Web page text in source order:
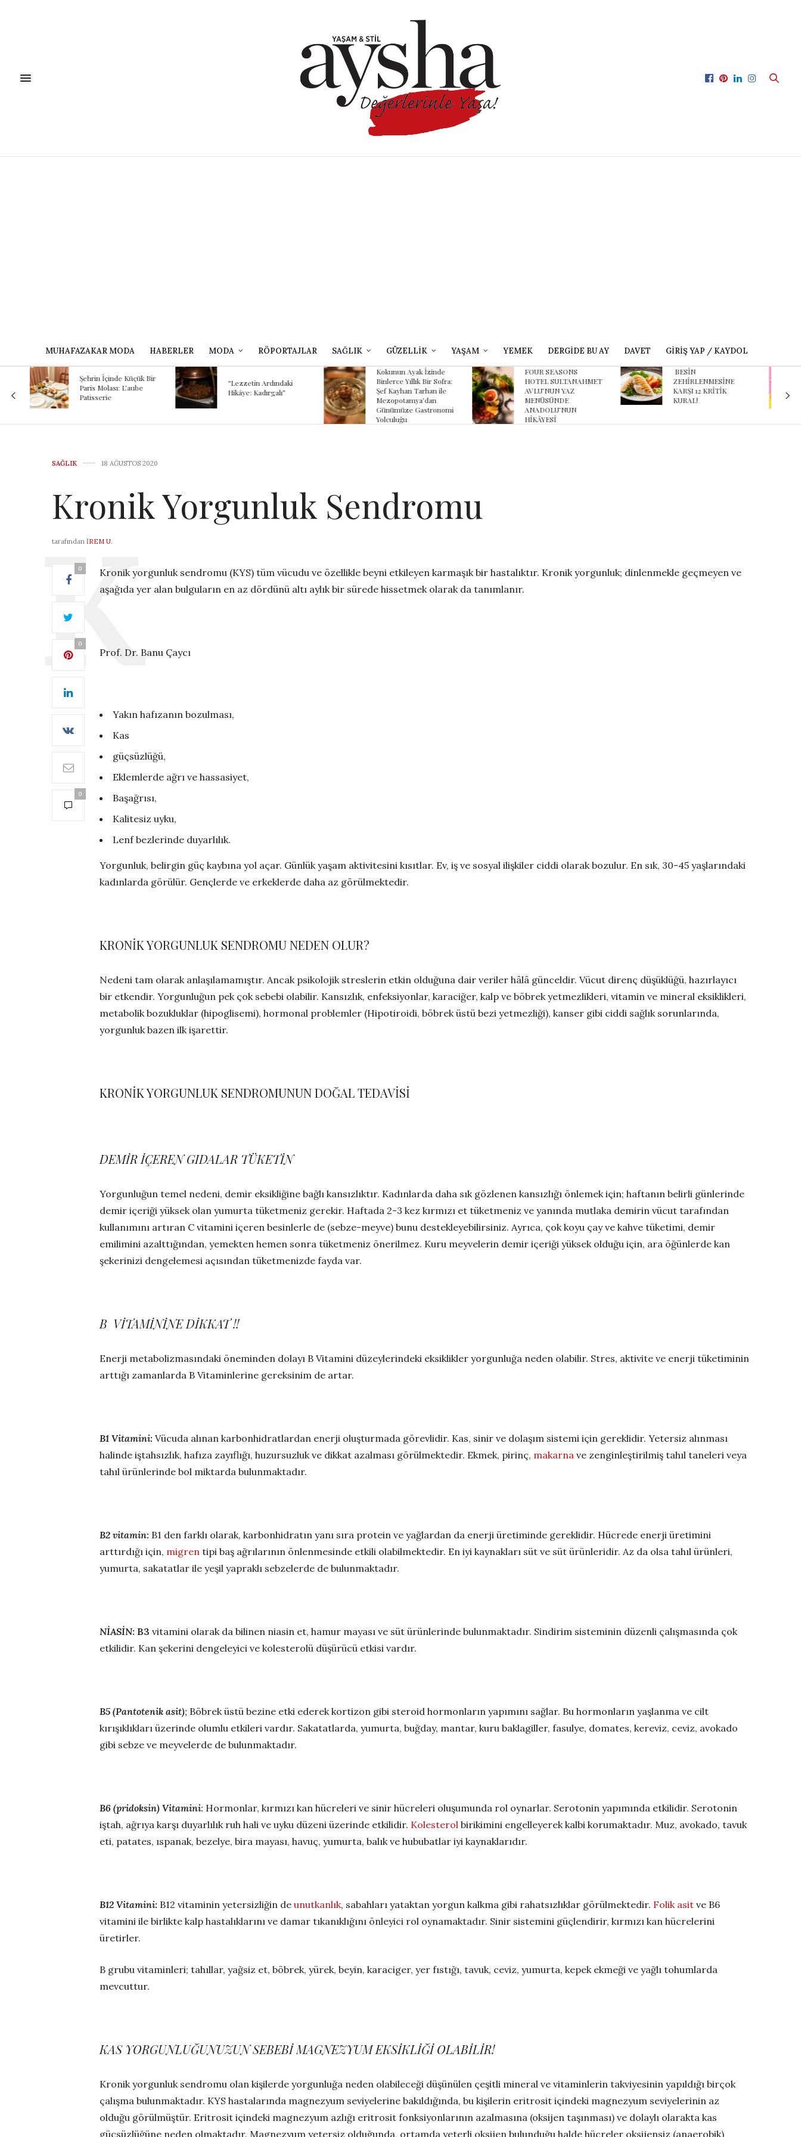
MUHAFAZAKAR MODA HABERLER MODA RÖPORTAJLAR SAĞLIK GÜZELLİK YAŞAM YEMEK DERGIDE BU AY DAVET GIRIŞ YAP / KAYDOL
“Lezzetin Ardındaki
Hikâye: Kadırgalı”
Binlerce Yıllık Bir Sofra:
Şef Kayhan Tarhan ile
FOUR SEASONS
HOTEL SULTANAHMET
AVLU’NUN YAZ
MENÜSÜNDE
ANADOLU’NUN
HİKÂYESİ
BESİN
ZEHİRLENMESİNE
KARŞI 12 KRİTİK
KURAL!
Karnaval’dan geçmişe
davet eden yeni
podcast serisi: Ayşegül
Aldinç ile O Zaman
SAĞLIK 18 AĞUSTOS 2020
Kronik Yorgunluk Sendromu
tarafından İREM U.
0
0
0
Kronik yorgunluk sendromu (KYS) tüm vücudu ve özellikle beyni etkileyen karmaşık bir hastalıktır. Kronik yorgunluk; dinlenmekle geçmeyen ve
aşağıda yer alan bulguların en az dördünü altı aylık bir sürede hissetmek olarak da tanımlanır.
Prof. Dr. Banu Çaycı
Yakın hafızanın bozulması,
Kas
güçsüzlüğü,
Eklemlerde ağrı ve hassasiyet,
Başağrısı,
Kalitesiz uyku,
Lenf bezlerinde duyarlılık.
Yorgunluk, belirgin güç kaybına yol açar. Günlük yaşam aktivitesini kısıtlar. Ev, iş ve sosyal ilişkiler ciddi olarak bozulur. En sık, 30-45 yaşlarındaki
kadınlarda görülür. Gençlerde ve erkeklerde daha az görülmektedir.
KRONİK YORGUNLUK SENDROMU NEDEN OLUR?
Nedeni tam olarak anlaşılamamıştır. Ancak psikolojik streslerin etkin olduğuna dair veriler hâlâ günceldir. Vücut direnç düşüklüğü, hazırlayıcı
bir etkendir. Yorgunluğun pek çok sebebi olabilir. Kansızlık, enfeksiyonlar, karaciğer, kalp ve böbrek yetmezlikleri, vitamin ve mineral eksiklikleri,
metabolik bozukluklar (hipoglisemi), hormonal problemler (Hipotiroidi, böbrek üstü bezi yetmezliği), kanser gibi ciddi sağlık sorunlarında,
yorgunluk bazen ilk işarettir.
KRONİK YORGUNLUK SENDROMUNUN DOĞAL TEDAVİSİ
DEMİR İÇEREN GIDALAR TÜKETİN
Yorgunluğun temel nedeni, demir eksikliğine bağlı kansızlıktır. Kadınlarda daha sık gözlenen kansızlığı önlemek için; haftanın belirli günlerinde
demir içeriği yüksek olan yumurta tüketmeniz gerekir. Haftada 2-3 kez kırmızı et tüketmeniz ve yanında mutlaka demirin vücut tarafından
kullanımını artıran C vitamini içeren besinlerle de (sebze-meyve) bunu destekleyebilirsiniz. Ayrıca, çok koyu çay ve kahve tüketimi, demir
emilimini azalttığından, yemekten hemen sonra tüketmeniz önerilmez. Kuru meyvelerin demir içeriği yüksek olduğu için, ara öğünlerde kan
şekerinizi dengelemesi açısından tüketmenizde fayda var.
B VİTAMİNİNE DİKKAT !!
Enerji metabolizmasındaki öneminden dolayı B Vitamini düzeylerindeki eksiklikler yorgunluğa neden olabilir. Stres, aktivite ve enerji tüketiminin
arttığı zamanlarda B Vitaminlerine gereksinim de artar.
B1 Vitamini: Vücuda alınan karbonhidratlardan enerji oluşturmada görevlidir. Kas, sinir ve dolaşım sistemi için gereklidir. Yetersiz alınması
halinde iştahsızlık, hafıza zayıflığı, huzursuzluk ve dikkat azalması görülmektedir. Ekmek, pirinç, makarna ve zenginleştirilmiş tahıl taneleri veya
tahıl ürünlerinde bol miktarda bulunmaktadır.
B2 vitamin: B1 den farklı olarak, karbonhidratın yanı sıra protein ve yağlardan da enerji üretiminde gereklidir. Hücrede enerji üretimini
arttırdığı için, migren tipi baş ağrılarının önlenmesinde etkili olabilmektedir. En iyi kaynakları süt ve süt ürünleridir. Az da olsa tahıl ürünleri,
yumurta, sakatatlar ile yeşil yapraklı sebzelerde de bulunmaktadır.
NİASİN: B3 vitamini olarak da bilinen niasin et, hamur mayası ve süt ürünlerinde bulunmaktadır. Sindirim sisteminin düzenli çalışmasında çok
etkilidir. Kan şekerini dengeleyici ve kolesterolü düşürücü etkisi vardır.
B5 (Pantotenik asit); Böbrek üstü bezine etki ederek kortizon gibi steroid hormonların yapımını sağlar. Bu hormonların yaşlanma ve cilt
kırışıklıkları üzerinde olumlu etkileri vardır. Sakatatlarda, yumurta, buğday, mantar, kuru baklagiller, fasulye, domates, kereviz, ceviz, avokado
gibi sebze ve meyvelerde de bulunmaktadır.
B6 (pridoksin) Vitamini: Hormonlar, kırmızı kan hücreleri ve sinir hücreleri oluşumunda rol oynarlar. Serotonin yapımında etkilidir. Serotonin
iştah, ağrıya karşı duyarlılık ruh hali ve uyku düzeni üzerinde etkilidir. Kolesterol birikimini engelleyerek kalbi korumaktadır. Muz, avokado, tavuk
eti, patates, ıspanak, bezelye, bira mayası, havuç, yumurta, balık ve hububatlar iyi kaynaklarıdır.
B12 Vitamini: B12 vitaminin yetersizliğin de unutkanlık, sabahları yataktan yorgun kalkma gibi rahatsızlıklar görülmektedir. Folik asit ve B6
vitamini ile birlikte kalp hastalıklarını ve damar tıkanıklığını önleyici rol oynamaktadır. Sinir sistemini güçlendirir, kırmızı kan hücrelerini
üretirler.
B grubu vitaminleri; tahıllar, yağsiz et, böbrek, yürek, beyin, karaciger, yer fıstığı, tavuk, ceviz, yumurta, kepek ekmeği ve yağlı tohumlarda
mevcuttur.
KAS YORGUNLUĞUNUZUN SEBEBİ MAGNEZYUM EKSİKLİĞİ OLABİLİR!
Kronik yorgunluk sendromu olan kişilerde yorgunluğa neden olabileceği düşünülen çeşitli mineral ve vitaminlerin takviyesinin yapıldığı birçok
çalışma bulunmaktadır. KYS hastalarında magnezyum seviyelerine bakıldığında, bu kişilerin eritrosit içindeki magnezyum seviyelerinin az
olduğu görülmüştür. Eritrosit içindeki magnezyum azlığı eritrosit fonksiyonlarının azalmasına (oksijen taşınması) ve dolaylı olarakta kas
güçsüzlüğüne neden olmaktadır. Magnezyum yetersiz olduğunda, ortamda yeterli oksijen bulunduğu halde hücreler oksijensiz (anaerobik)